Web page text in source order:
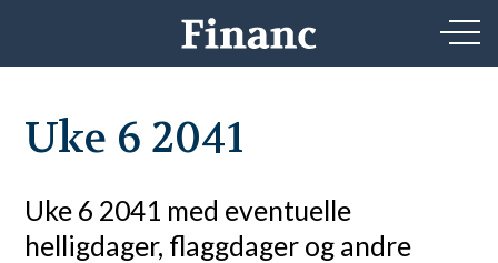
Uke 6 2041
Uke 6 2041 med eventuelle
helligdager, flaggdager og andre